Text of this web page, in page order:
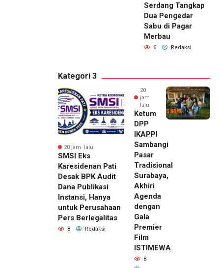
Serdang Tangkap
Dua Pengedar
Sabu di Pagar
Merbau
6 Redaksi
Kategori 3
20 jam lalu
SMSI Eks
Karesidenan Pati
Desak BPK Audit
Dana Publikasi
Instansi, Hanya
untuk Perusahaan
Pers Berlegalitas
8 Redaksi
20
jam
lalu
Ketum
DPP
IKAPPI
Sambangi
Pasar
Tradisional
Surabaya,
Akhiri
Agenda
dengan
Gala
Premier
Film
ISTIMEWA
8